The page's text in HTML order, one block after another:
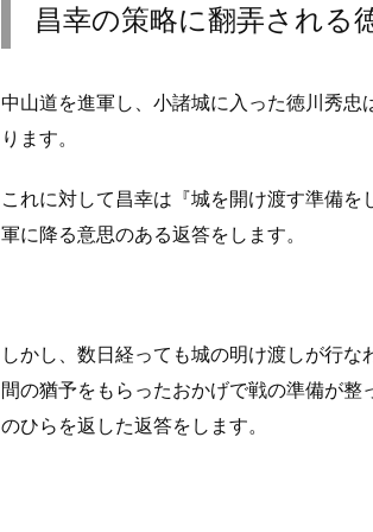
昌幸の策略に翻弄される
中山道を進軍し、小諸城に入った徳川秀
ります。
これに対して昌幸は『城を開け渡す準備
軍に降る意思のある返答をします。
しかし、数日経っても城の明け渡しが行
間の猶予をもらったおかげで戦の準備が
のひらを返した返答をします。